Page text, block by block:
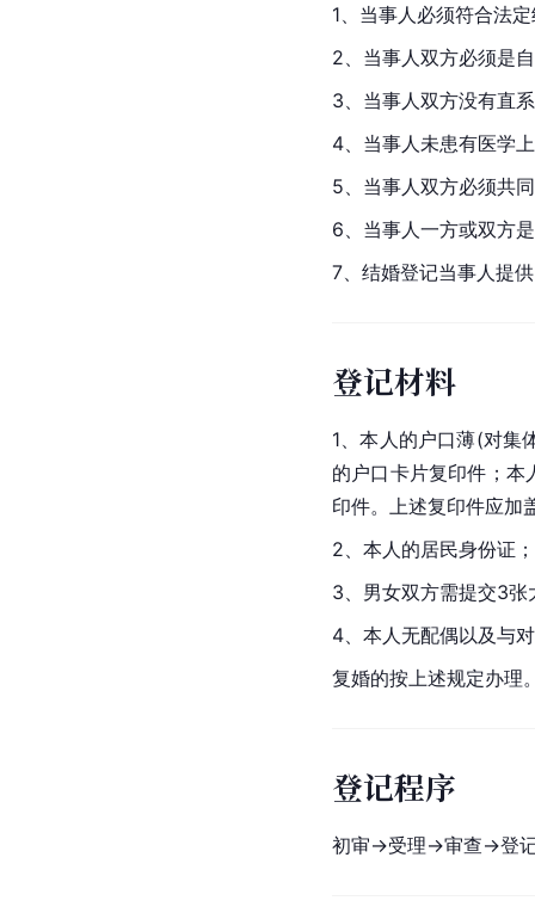
1、当事人必须符合法
2、当事人双方必须是
3、当事人双方没有直
4、当事人未患有医学
5、当事人双方必须共
6、当事人一方或双方
7、结婚登记当事人提
登记材料
1、本人的户口薄(对集
的户口卡片复印件；本
印件。上述复印件应加
2、本人的居民身份证；
3、男女双方需提交3
4、本人无配偶以及与
复婚的按上述规定办理
登记程序
初审→受理→审查→登